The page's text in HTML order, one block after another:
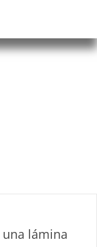
lámina